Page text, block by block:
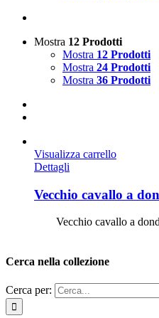
Mostra 12 Prodotti
Mostra 12 Prodotti
Mostra 24 Prodotti
Mostra 36 Prodotti
Visualizza carrello
Dettagli
Vecchio cavallo a
Vecchio cavallo a
Cerca nella collezione
Cerca per: